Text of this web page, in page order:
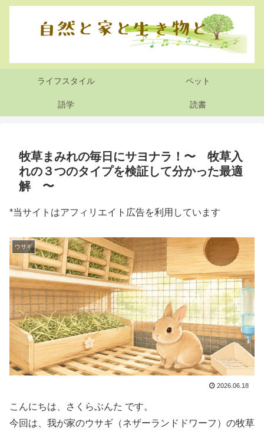
ライフスタイル ペット
語学 読書
牧草まみれの毎日にサヨナラ！〜 牧草入
れの３つのタイプを検証して分かった最適
解 〜
*当サイトはアフィリエイト広告を利用しています
ウサギ
2026.06.18
こんにちは、さくらぶんた です。
今回は、我が家のウサギ（ネザーランドドワーフ）の牧草